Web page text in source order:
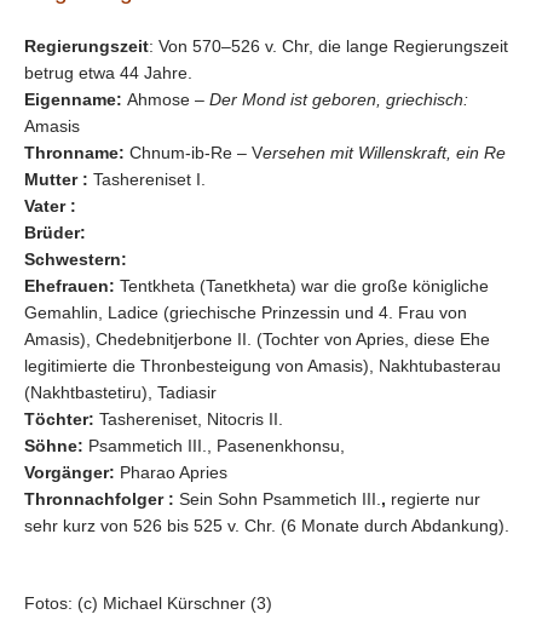
Regierungszeit: Von 570–526 v. Chr, die lange Regierungszeit
betrug etwa 44 Jahre.
Eigenname: Ahmose – Der Mond ist geboren, griechisch:
Amasis
Thronname: Chnum-ib-Re – Versehen mit Willenskraft, ein Re
Mutter : Tashereniset I.
Vater :
Brüder:
Schwestern:
Ehefrauen: Tentkheta (Tanetkheta) war die große königliche
Gemahlin, Ladice (griechische Prinzessin und 4. Frau von
Amasis), Chedebnitjerbone II. (Tochter von Apries, diese Ehe
legitimierte die Thronbesteigung von Amasis), Nakhtubasterau
(Nakhtbastetiru), Tadiasir
Töchter: Tashereniset, Nitocris II.
Söhne: Psammetich III., Pasenenkhonsu,
Vorgänger: Pharao Apries
Thronnachfolger : Sein Sohn Psammetich III. , regierte nur
sehr kurz von 526 bis 525 v. Chr. (6 Monate durch Abdankung).
Fotos: (c) Michael Kürschner (3)